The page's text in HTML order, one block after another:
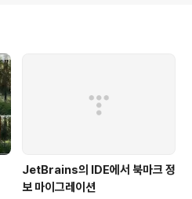
JetBrains의 IDE에서 북마크 정
보 마이그레이션